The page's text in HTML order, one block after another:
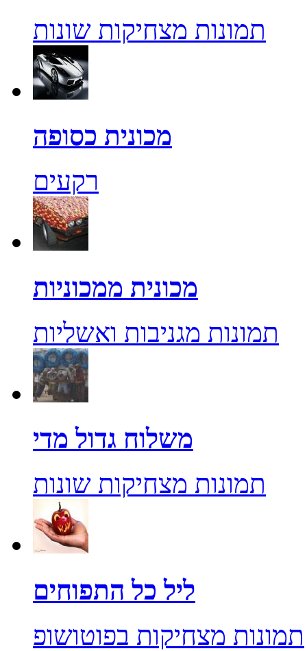
תמונות מצחיקות שונות
מכונית כסופה
רקעים
מכונית ממכוניות
תמונות מגניבות ואשליות
משלוח גדול מדי
תמונות מצחיקות שונות
ליל כל התפוחים
תמונות מצחיקות בפוטושופ